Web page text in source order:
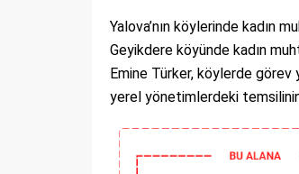
Yalova’nın köylerinde kadın
Geyikdere köyünde kadın
Emine Türker, köylerde görev
yerel yönetimlerdeki temsilinin